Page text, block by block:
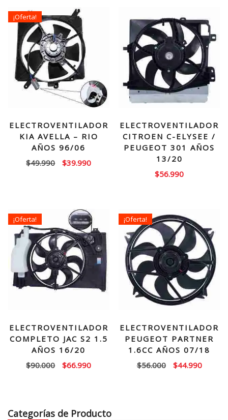
¡Oferta!
ELECTROVENTILADOR
KIA AVELLA – RIO
AÑOS 96/06
$49.990
El
$49.990.
$39.990El
$39.990.
ELECTROVENTILADOR
CITROEN C-ELYSEE /
PEUGEOT 301 AÑOS
13/20
$56.990
¡Oferta!
ELECTROVENTILADOR
COMPLETO JAC S2 1.5
AÑOS 16/20
$90.000
El
$90.000.
$66.990El
$66.990.
¡Oferta!
ELECTROVENTILADOR
PEUGEOT PARTNER
1.6CC AÑOS 07/18
$56.000
El
$44.990El
Categorías de Producto